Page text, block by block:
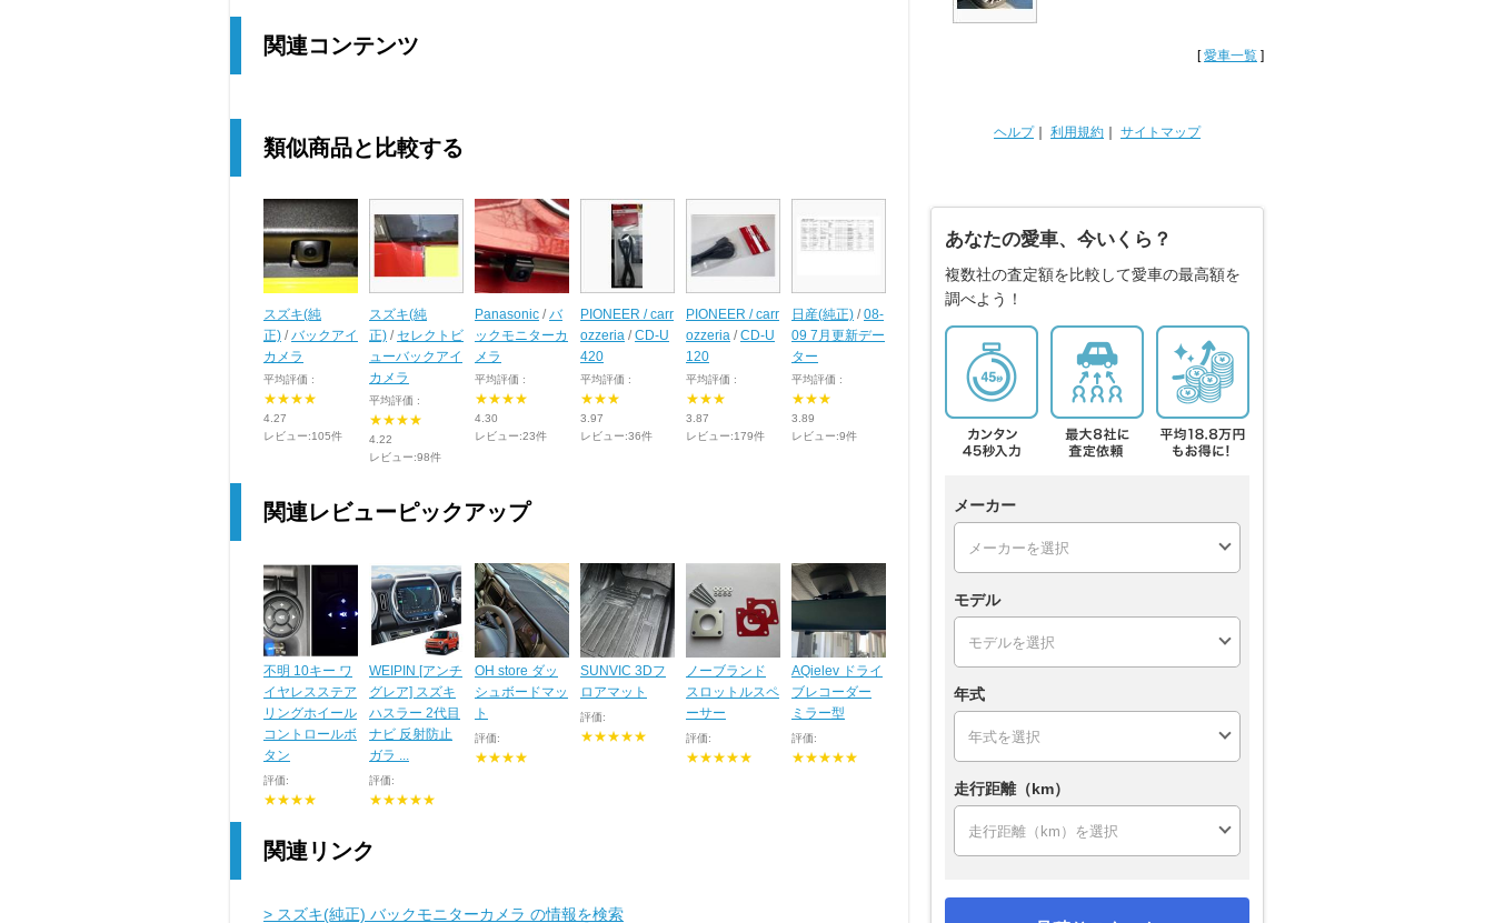
関連コンテンツ
類似商品と比較する
スズキ(純
正) /バックアイ
カメラ
平均評価 :
★★★★
4.27
レビュー:105件
スズキ(純
正) /セレクトビ
ューバックアイ
カメラ
平均評価 :
★★★★
4.22
レビュー:98件
Panasonic /バ
ックモニターカ
メラ
平均評価 :
★★★★
4.30
レビュー:23件
PIONEER / carr
ozzeria /CD-U
420
平均評価 :
★★★
3.97
レビュー:36件
PIONEER / carr
ozzeria /CD-U
120
平均評価 :
★★★
3.87
レビュー:179件
日産(純正) /08-
09 7月更新デー
ター
平均評価 :
★★★
3.89
レビュー:9件
関連レビューピックアップ
不明 10キー ワ
イヤレスステア
リングホイール
コントロールボ
タン
評価:
★★★★
WEIPIN [アンチ
グレア] スズキ
ハスラー 2代目
ナビ 反射防止
ガラ ...
評価:
★★★★★
OH store ダッ
シュボードマッ
ト
評価:
★★★★
SUNVIC 3Dフ
ロアマット
評価:
★★★★★
ノーブランド
スロットルスペ
ーサー
評価:
★★★★★
AQielev ドライ
ブレコーダー
ミラー型
評価:
★★★★★
関連リンク
> スズキ(純正) バックモニターカメラ の情報を検索
[愛車一覧 ]
ヘルプ｜ 利用規約 サイトマップ
あなたの愛車、今いくら？
複数社の査定額を比較して愛車の最高額を
調べよう！
メーカー
モデル
年式
走行距離（km）